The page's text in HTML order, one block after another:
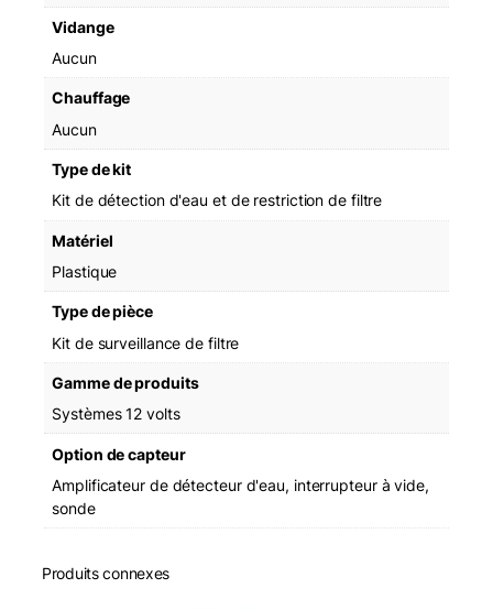
Vidange
Aucun
Chauffage
Aucun
Type de kit
Kit de détection d'eau et de restriction de filtre
Matériel
Plastique
Type de pièce
Kit de surveillance de filtre
Gamme de produits
Systèmes 12 volts
Option de capteur
Amplificateur de détecteur d'eau, interrupteur à vide,
sonde
Produits connexes